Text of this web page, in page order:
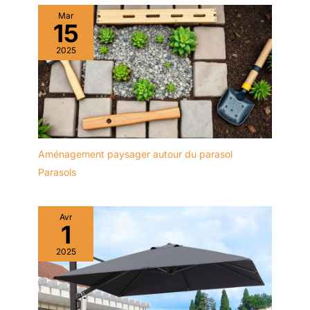
Mar
15
2025
Aménagement paysager autour du parasol
Parasols
Avr
1
2025